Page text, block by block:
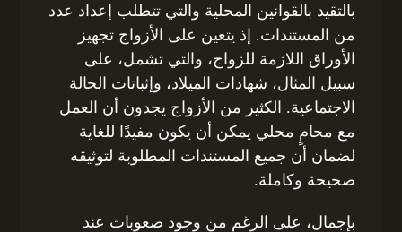
بالتقيد بالقوانين المحلية والتي تتطلب إعداد عدد
من المستندات. إذ يتعين على الأزواج تجهيز
الأوراق اللازمة للزواج، والتي تشمل، على
سبيل المثال، شهادات الميلاد، وإثباتات الحالة
الاجتماعية. الكثير من الأزواج يجدون أن العمل
مع محامٍ محلي يمكن أن يكون مفيدًا للغاية
لضمان أن جميع المستندات المطلوبة لتوثيقه
صحيحة وكاملة.
بإجمال، على الرغم من وجود صعوبات عند